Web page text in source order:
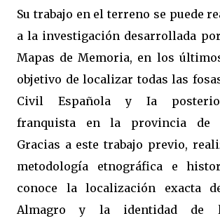
Su trabajo en el terreno se puede
a la investigación desarrollada
Mapas de Memoria, en los
objetivo de localizar todas las
Civil Española y Ia
franquista en la provincia de
Gracias a este trabajo previo,
metodología etnográfica e
conoce la localización exacta
Almagro y la identidad de